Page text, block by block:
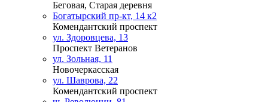
Беговая, Старая деревня
Богатырский пр-кт, 14 к2
Комендантский проспект
ул. Здоровцева, 13
Проспект Ветеранов
ул. Зольная, 11
Новочеркасская
ул. Шаврова, 22
Комендантский проспект